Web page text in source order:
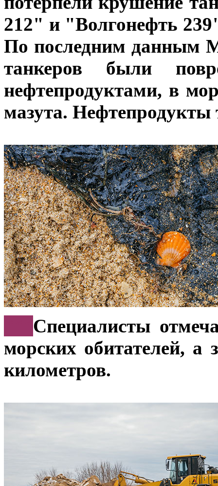
212" и "Волгонефть
По последним данным
танкеров были
нефтепродуктами, в
мазута. Нефтепродукты
Специалисты
морских обитателей, а
километров.